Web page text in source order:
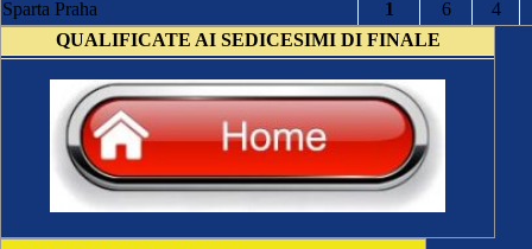
Sparta Praha
1 6
4
QUALIFICATE AI SEDICESIMI DI FINALE